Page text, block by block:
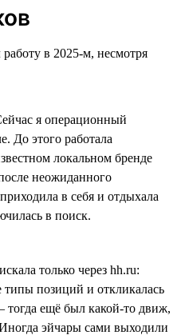
я операционный
До этого работала
локальном бренде
неожиданного
в себя и отдыхала
в поиск.
только через hh.ru:
типы позиций и откликалась
ещё был какой-то движ,
эйчары сами выходили